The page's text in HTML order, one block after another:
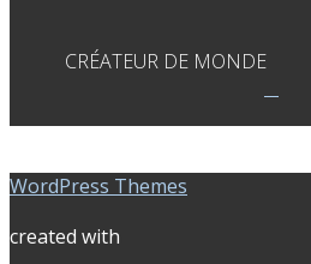
CRÉATEUR DE MONDE
WordPress Themes
created with